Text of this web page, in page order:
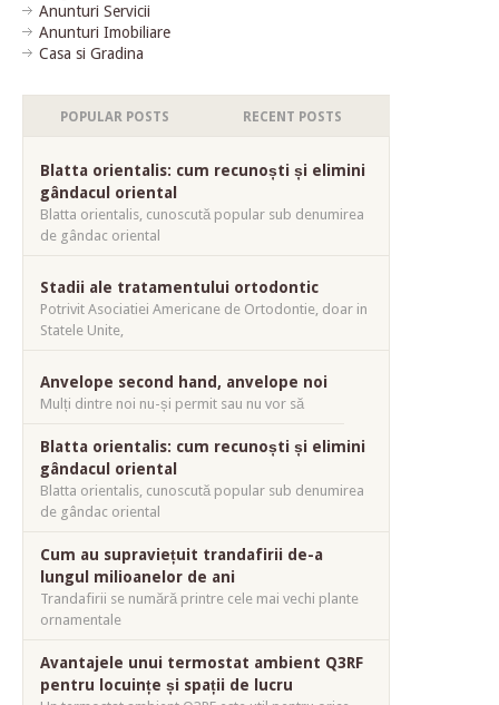
Anunturi Servicii
Anunturi Imobiliare
Casa si Gradina
POPULAR POSTS RECENT POSTS
Blatta orientalis: cum recunoști și elimini
gândacul oriental
Blatta orientalis, cunoscută popular sub denumirea
de gândac oriental
Stadii ale tratamentului ortodontic
Potrivit Asociatiei Americane de Ortodontie, doar in
Statele Unite,
Anvelope second hand, anvelope noi
Mulți dintre noi nu-și permit sau nu vor să
Blatta orientalis: cum recunoști și elimini
gândacul oriental
Blatta orientalis, cunoscută popular sub denumirea
de gândac oriental
Cum au supraviețuit trandafirii de-a
lungul milioanelor de ani
Trandafirii se numără printre cele mai vechi plante
ornamentale
Avantajele unui termostat ambient Q3RF
pentru locuințe și spații de lucru